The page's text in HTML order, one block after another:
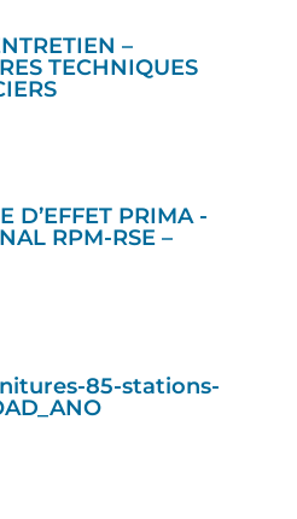
–
TECHNIQUES
D’EFFET PRIMA -
RPM-RSE –
85-stations-